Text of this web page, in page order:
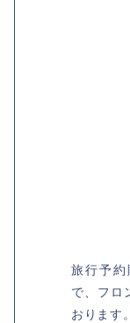
旅行予
で、フロ
おります。